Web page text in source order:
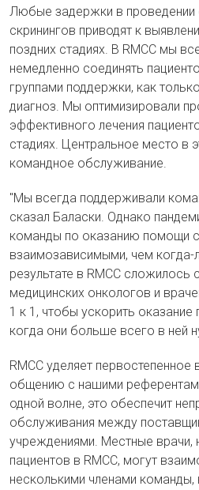
Любые задержки в проведении
скринингов приводят к
поздних стадиях. В RMCC мы
немедленно соединять
группами поддержки, как
диагноз. Мы оптимизировали
эффективного лечения
стадиях. Центральное место в
командное обслуживание.
"Мы всегда поддерживали
сказал Баласки. Однако
команды по оказанию помощи
взаимозависимыми, чем
результате в RMCC сложилось
медицинских онкологов и
1 к 1, чтобы ускорить
когда они больше всего в ней
RMCC уделяет
общению с нашими
одной волне, это обеспечит
обслуживания между
учреждениями. Местные врачи,
пациентов в RMCC, могут
несколькими членами